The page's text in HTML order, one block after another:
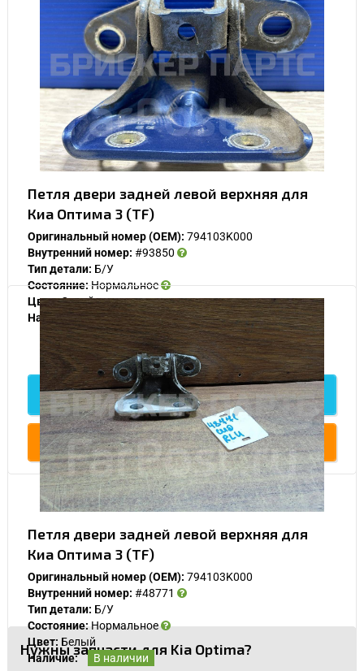
Петля двери задней левой верхняя для
Киа Оптима 3 (TF)
Оригинальный номер (OEM): 794103K000
Внутренний номер: #93850
Тип детали: Б/У
Состояние:Нормальное
Цвет:Синий
Наличие:
В наличии
1 000
Подробнее
Купить
Петля двери задней левой верхняя для
Киа Оптима 3 (TF)
Оригинальный номер (OEM): 794103K000
Внутренний номер: #48771
Тип детали: Б/У
Состояние:Нормальное
Цвет: Белый
Наличие:
В наличии
Нужны запчасти для Kia Optima?
У Вас возникли вопросы? Вы не
нашли нужную Вам деталь?
Заполните форму ниже и мы Вам перезвоним.